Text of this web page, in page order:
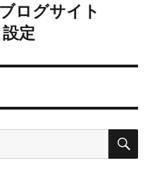
ログサイト
定
検